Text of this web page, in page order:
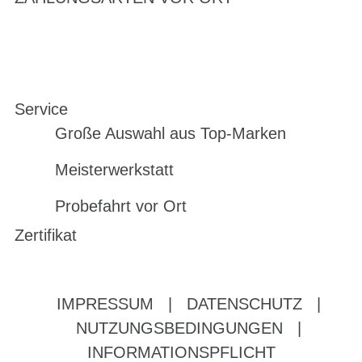
Service
Große Auswahl aus Top-Marken
Meisterwerkstatt
Probefahrt vor Ort
Zertifikat
IMPRESSUM DATENSCHUTZ
NUTZUNGSBEDINGUNGEN
INFORMATIONSPFLICHT